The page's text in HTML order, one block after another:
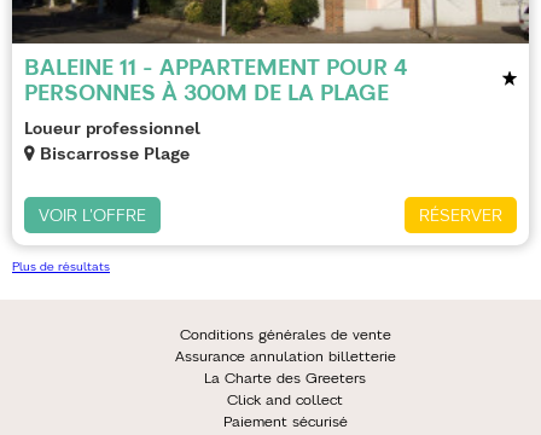
BALEINE 11 - APPARTEMENT POUR 4
PERSONNES À 300M DE LA PLAGE
Loueur professionnel
Biscarrosse Plage
RÉSERVER
VOIR L'OFFRE
Plus de résultats
Conditions générales de vente
Assurance annulation billetterie
La Charte des Greeters
Click and collect
Paiement sécurisé